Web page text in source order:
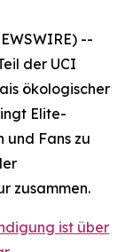
--
der UCI
ökologischer
Elite-
und Fans zu
zusammen.
ist über